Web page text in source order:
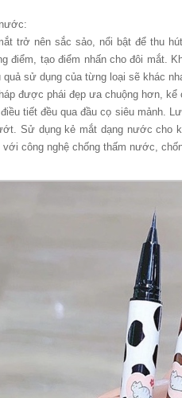
trở nên sắc sảo, nổi bật để thu
điểm, tạo điểm nhấn cho đôi mắt.
quả sử dụng của từng loại sẽ khác
được phái đẹp ưa chuộng hơn,
tiết đều qua đầu cọ siêu mảnh.
Sử dụng kẻ mắt dạng nước cho
công nghệ chống thấm nước,